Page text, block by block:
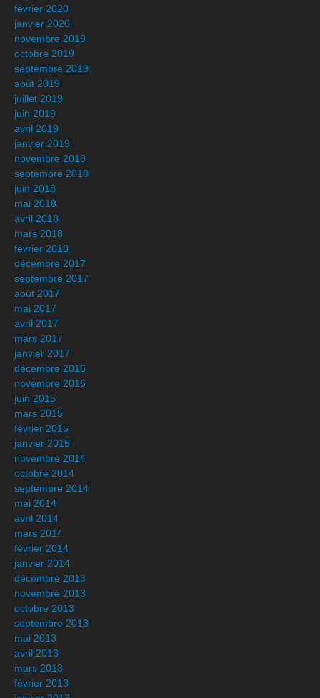
février 2020
janvier 2020
novembre 2019
octobre 2019
septembre 2019
août 2019
juillet 2019
juin 2019
avril 2019
janvier 2019
novembre 2018
septembre 2018
juin 2018
mai 2018
avril 2018
mars 2018
février 2018
décembre 2017
septembre 2017
août 2017
mai 2017
avril 2017
mars 2017
janvier 2017
décembre 2016
novembre 2016
juin 2015
mars 2015
février 2015
janvier 2015
novembre 2014
octobre 2014
septembre 2014
mai 2014
avril 2014
mars 2014
février 2014
janvier 2014
décembre 2013
novembre 2013
octobre 2013
septembre 2013
mai 2013
avril 2013
mars 2013
février 2013